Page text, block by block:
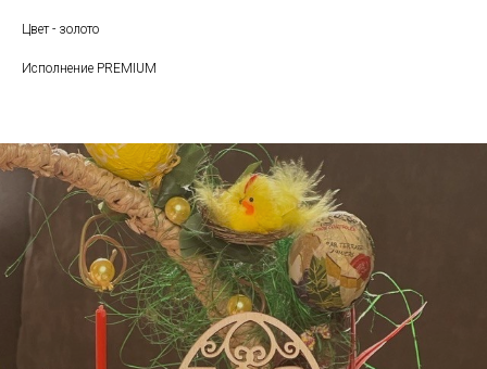
Цвет - золото
Исполнение PREMIUM